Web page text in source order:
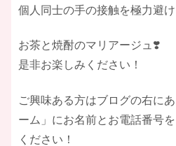
個人同士の手の接触を極力避け
お茶と焼酎のマリアージュ❣️
是非お楽しみください！
ご興味ある方はブログの右に
ーム」にお名前とお電話番号
ください！